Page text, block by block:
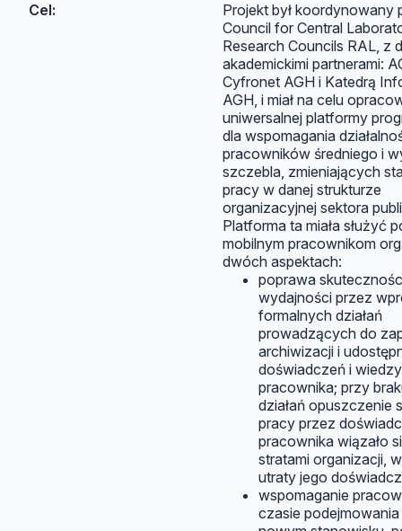
Cel:
Projekt był koordynowany
Council for Central
Research Councils RAL, z
akademickimi partnerami:
Cyfronet AGH i Katedrą
AGH, i miał na celu
uniwersalnej platformy
dla wspomagania
pracowników średniego i
szczebla, zmieniających
pracy w danej strukturze
organizacyjnej sektora
Platforma ta miała służyć
mobilnym pracownikom
dwóch aspektach:
poprawa
wydajności przez
formalnych działań
prowadzących do
archiwizacji i
doświadczeń i wiedzy
pracownika; przy
działań opuszczenie
pracy przez
pracownika wiązało
stratami organizacji,
utraty jego
wspomaganie
czasie